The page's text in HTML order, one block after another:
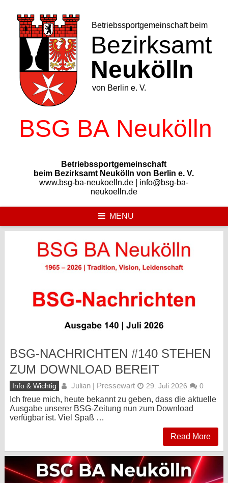
content
Betriebssportgemeinschaft
beim Bezirksamt Neukölln von Berlin e. V.
www.bsg-ba-neukoelln.de | info@bsg-ba-
neukoelln.de
MENU
BSG-NACHRICHTEN #140 STEHEN
ZUM DOWNLOAD BEREIT
Info & Wichtig Julian | Pressewart 29. Juli 2026 0
Ich freue mich, heute bekannt zu geben, dass die aktuelle
Ausgabe unserer BSG-Zeitung nun zum Download
verfügbar ist. Viel Spaß …
Read More